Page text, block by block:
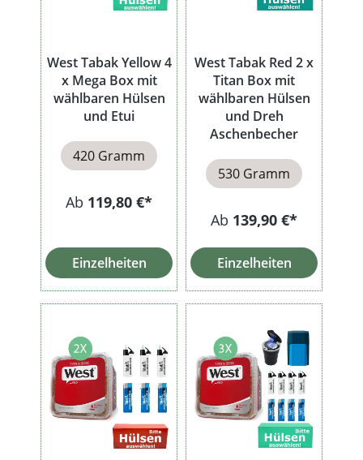
West Tabak Yellow 4
x Mega Box mit
wählbaren Hülsen
und Etui
420 Gramm
Ab 119,80 €*
Einzelheiten
West Tabak Red 2 x
Titan Box mit
wählbaren Hülsen
und Dreh
Aschenbecher
530 Gramm
Ab 139,90 €*
Einzelheiten